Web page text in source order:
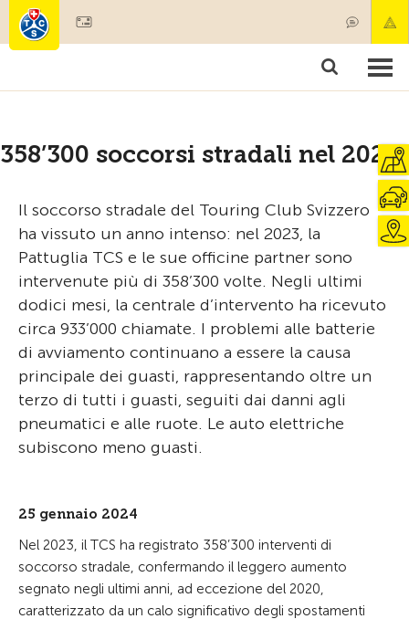
Societariato & prestazioni
358’300 soccorsi stradali nel 2023
Il soccorso stradale del Touring Club Svizzero
ha vissuto un anno intenso: nel 2023, la
Pattuglia TCS e le sue officine partner sono
intervenute più di 358’300 volte. Negli ultimi
dodici mesi, la centrale d’intervento ha ricevuto
circa 933’000 chiamate. I problemi alle batterie
di avviamento continuano a essere la causa
principale dei guasti, rappresentando oltre un
terzo di tutti i guasti, seguiti dai danni agli
pneumatici e alle ruote. Le auto elettriche
subiscono meno guasti.
25 gennaio 2024
Nel 2023, il TCS ha registrato 358’300 interventi di
soccorso stradale, confermando il leggero aumento
segnato negli ultimi anni, ad eccezione del 2020,
caratterizzato da un calo significativo degli spostamenti